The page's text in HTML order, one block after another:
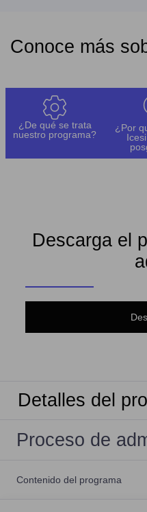
Conoce más
¿De qué se trata
nuestro programa?
¿Por
Descarga el
Detalles del
Proceso de
Contenido del programa